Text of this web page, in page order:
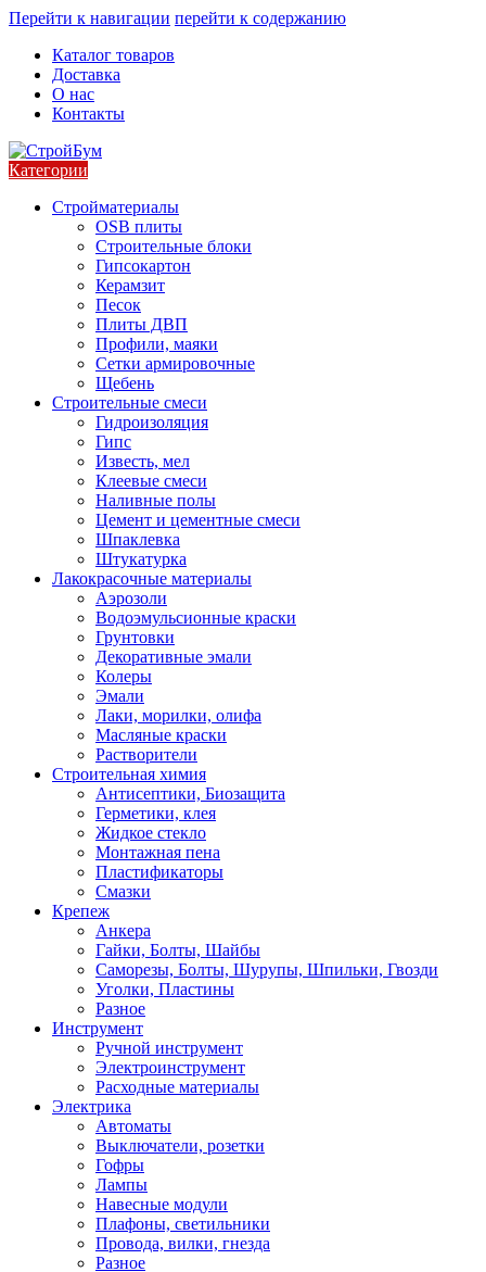
Перейти к навигации перейти к содержанию
Каталог товаров
Доставка
О нас
Контакты
Категории
Стройматериалы
OSB плиты
Строительные блоки
Гипсокартон
Керамзит
Песок
Плиты ДВП
Профили, маяки
Сетки армировочные
Щебень
Строительные смеси
Гидроизоляция
Гипс
Известь, мел
Клеевые смеси
Наливные полы
Цемент и цементные смеси
Шпаклевка
Штукатурка
Лакокрасочные материалы
Аэрозоли
Водоэмульсионные краски
Грунтовки
Декоративные эмали
Колеры
Эмали
Лаки, морилки, олифа
Масляные краски
Растворители
Строительная химия
Антисептики, Биозащита
Герметики, клея
Жидкое стекло
Монтажная пена
Пластификаторы
Смазки
Крепеж
Анкера
Гайки, Болты, Шайбы
Саморезы, Болты, Шурупы, Шпильки, Гвозди
Уголки, Пластины
Разное
Инструмент
Ручной инструмент
Электроинструмент
Расходные материалы
Электрика
Автоматы
Выключатели, розетки
Гофры
Лампы
Навесные модули
Плафоны, светильники
Провода, вилки, гнезда
Разное